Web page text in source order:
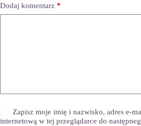
Dodaj komentarz *
Zapisz moje imię i nazwisko, adres e-
internetową w tej przeglądarce do